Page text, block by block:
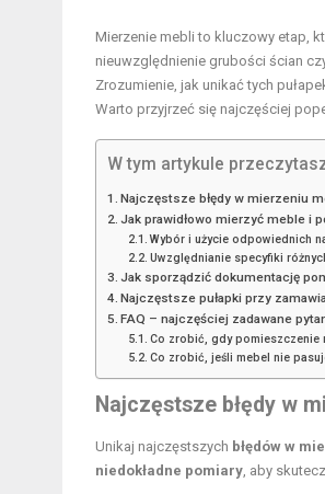
Mierzenie mebli to kluczowy etap,
nieuwzględnienie grubości ścian
Zrozumienie, jak unikać tych
Warto przyjrzeć się najczęściej
W tym artykule
Najczęstsze błędy w mierzeniu
Jak prawidłowo mierzyć meble i
Wybór i użycie odpowiednich
Uwzględnianie specyfiki
Jak sporządzić dokumentację
Najczęstsze pułapki przy
FAQ – najczęściej zadawane
Co zrobić, gdy pomieszczenie
Co zrobić, jeśli mebel nie
Najczęstsze błędy w
Unikaj najczęstszych błędów w
niedokładne pomiary , aby